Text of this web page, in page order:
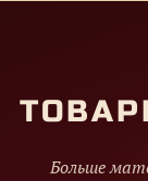
Больше